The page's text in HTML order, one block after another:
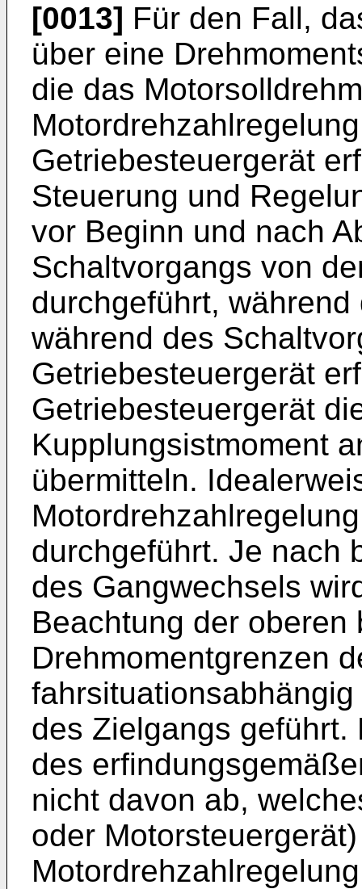
[0013] Für den Fall,
über eine
die das
Getriebesteuergerät
Steuerung und
vor Beginn und nach
Schaltvorgangs von
durchgeführt,
während des
Getriebesteuergerät
Getriebesteuergerät
Kupplungsistmoment
übermitteln.
durchgeführt. Je nach
des Gangwechsels
Beachtung der oberen
Drehmomentgrenzen
des Zielgangs geführt.
des
nicht davon ab,
oder